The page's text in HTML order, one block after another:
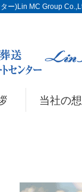
ー)Lin MC Group
当社の